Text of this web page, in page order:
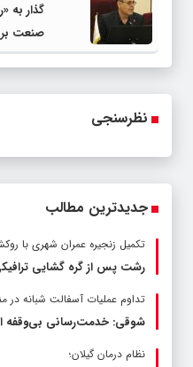
گذار به
صنعت
نظرسنجی
جدیدترین مطالب
تکمیل زنجیره عمران شهری با
رشت پس از گره گشایی
تداوم عملیات آسفالت‌ شبانه در
شوقی: خدمت‌رسانی بی‌وقفه
نظام درمان گیلان؛